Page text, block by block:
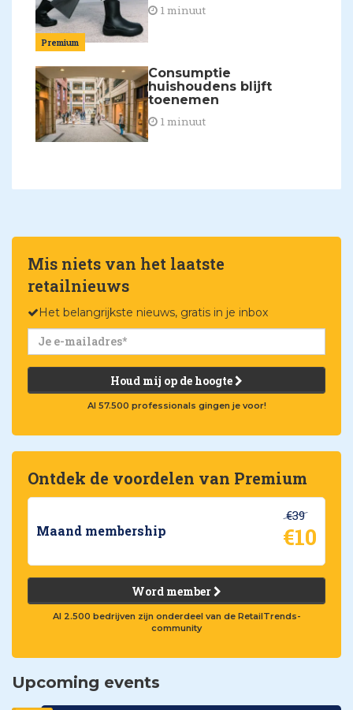
Premium
1 minuut
Consumptie
huishoudens blijft
toenemen
1 minuut
Mis niets van het laatste
retailnieuws
Het belangrijkste nieuws, gratis in je inbox
Houd mij op de hoogte
Al 57.500 professionals gingen je voor!
Ontdek de voordelen van Premium
Maand membership
€39
€10
Word member
Al 2.500 bedrijven zijn onderdeel van de RetailTrends-
community
Upcoming events